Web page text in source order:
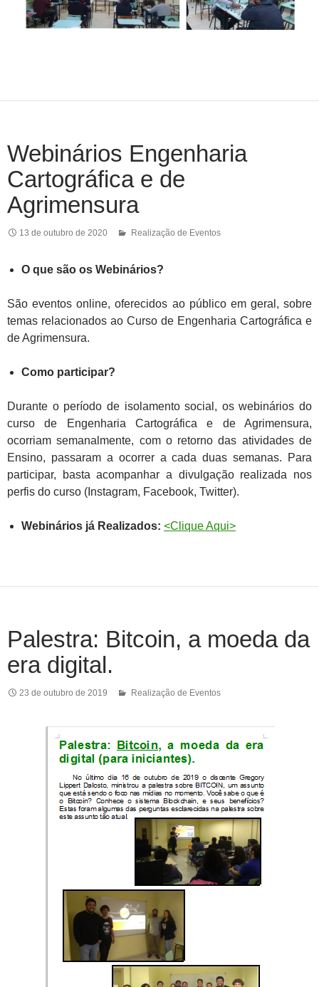
Webinários Engenharia
Cartográfica e de
Agrimensura
13 de outubro de 2020 Realização de Eventos
O que são os Webinários?
São eventos online, oferecidos ao público em geral, sobre
temas relacionados ao Curso de Engenharia Cartográfica e
de Agrimensura.
Como participar?
Durante o período de isolamento social, os webinários do
curso de Engenharia Cartográfica e de Agrimensura,
ocorriam semanalmente, com o retorno das atividades de
Ensino, passaram a ocorrer a cada duas semanas. Para
participar, basta acompanhar a divulgação realizada nos
perfis do curso (Instagram, Facebook, Twitter).
Webinários já Realizados: <Clique Aqui>
Palestra: Bitcoin, a moeda da
era digital.
23 de outubro de 2019 Realização de Eventos